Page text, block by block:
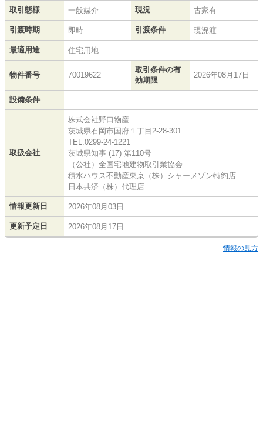
取引態様 一般媒介 現況 古家有
引渡時期 即時 引渡条件 現況渡
最適用途 住宅用地
物件番号 70019622
取引条件の有
効期限
2026年08月17日
設備条件
取扱会社
株式会社野口物産
茨城県石岡市国府１丁目2-28-301
TEL:0299-24-1221
茨城県知事 (17) 第110号
（公社）全国宅地建物取引業協会
積水ハウス不動産東京（株）シャーメゾン特約店
日本共済（株）代理店
情報更新日 2026年08月03日
更新予定日 2026年08月17日
情報の見方